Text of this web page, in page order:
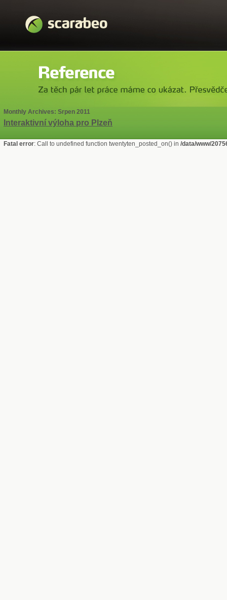
Monthly Archives: Srpen 2011
Interaktivní výloha pro Plzeň
Fatal error: Call to undefined function twentyten_posted_on() in /data/www/